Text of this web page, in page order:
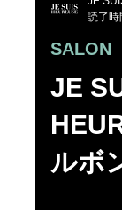
JE
ルボ
SALON
読了時